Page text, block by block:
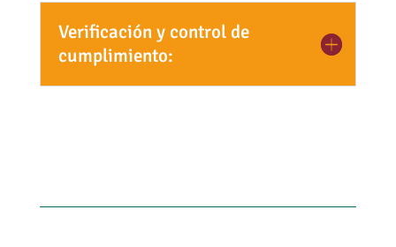
Verificación y control de
cumplimiento: